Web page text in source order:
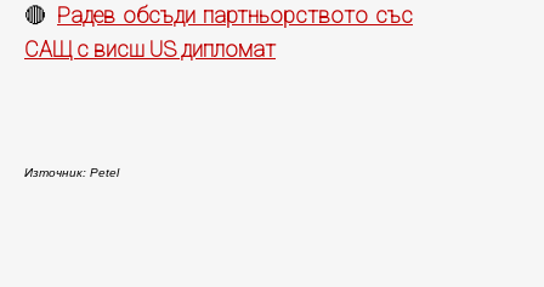
🔴 Радев обсъди партньорството със
САЩ с висш US дипломат
Източник: Petel